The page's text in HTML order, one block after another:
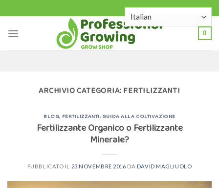
to
content
0
ARCHIVIO CATEGORIA: FERTILIZZANTI
BLOG, FERTILIZZANTI, GUIDA ALLA COLTIVAZIONE
Fertilizzante Organico o Fertilizzante
Minerale?
PUBBLICATO IL 23 NOVEMBRE 2016 DA DAVID MAGLIUOLO